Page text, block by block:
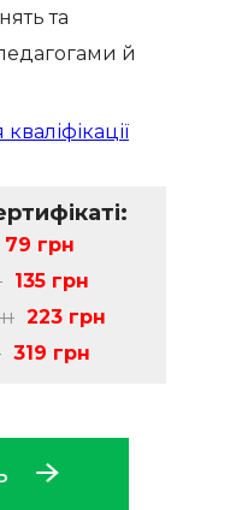
та
й
79 грн
135 грн
223 грн
319 грн